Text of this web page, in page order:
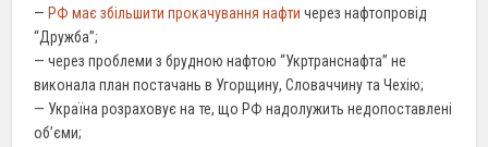
— РФ має збільшити прокачування нафти через нафтопровід
“Дружба”;
— через проблеми з брудною нафтою “Укртранснафта” не
виконала план постачань в Угорщину, Словаччину та Чехію;
— Україна розраховує на те, що РФ надолужить недопоставлені
об’єми;